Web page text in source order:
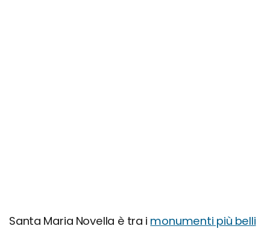
Santa Maria Novella è tra i monumenti più belli